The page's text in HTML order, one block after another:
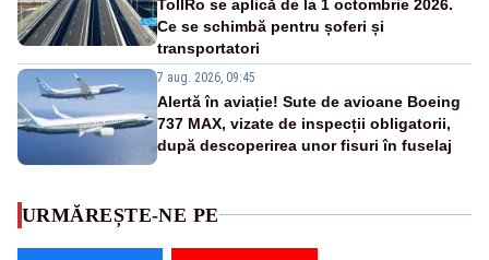
TollRo se aplică de la 1 octombrie 2026.
Ce se schimbă pentru șoferi și
transportatori
7 aug. 2026, 09:45
Alertă în aviație! Sute de avioane Boeing
737 MAX, vizate de inspecții obligatorii,
după descoperirea unor fisuri în fuselaj
URMĂREȘTE-NE PE